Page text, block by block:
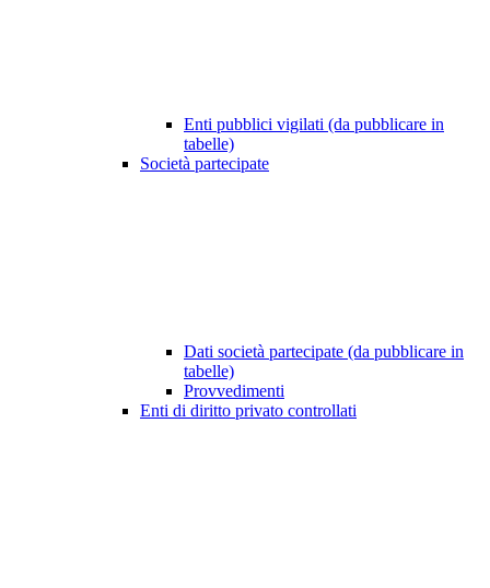
Enti pubblici vigilati (da pubblicare in
tabelle)
Società partecipate
Dati società partecipate (da pubblicare in
tabelle)
Provvedimenti
Enti di diritto privato controllati